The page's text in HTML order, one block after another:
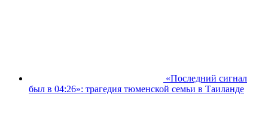
«Последний сигнал
был в 04:26»: трагедия тюменской семьи в Таиланде